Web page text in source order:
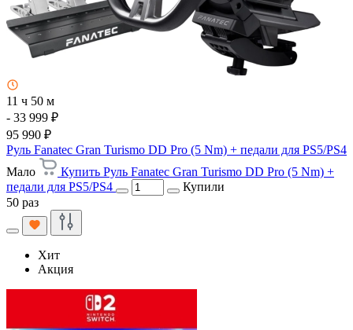
11 ч 50 м
- 33 999 ₽
95 990 ₽
Руль Fanatec Gran Turismo DD Pro (5 Nm) + педали для PS5/PS4
Мало
Купить Руль Fanatec Gran Turismo DD Pro (5 Nm) +
педали для PS5/PS4
Купили
50 раз
Хит
Акция